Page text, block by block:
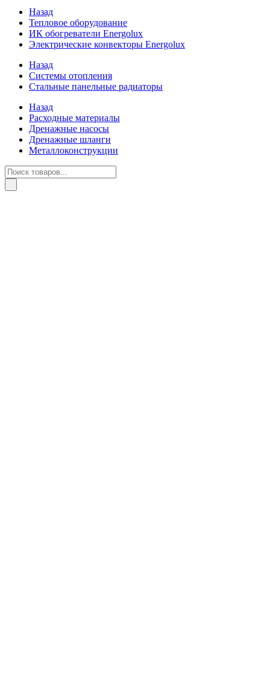
Назад
Тепловое оборудование
ИК обогреватели Energolux
Электрические конвекторы Energolux
Назад
Системы отопления
Стальные панельные радиаторы
Назад
Расходные материалы
Дренажные насосы
Дренажные шланги
Металлоконструкции